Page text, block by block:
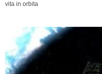
vita in orbita